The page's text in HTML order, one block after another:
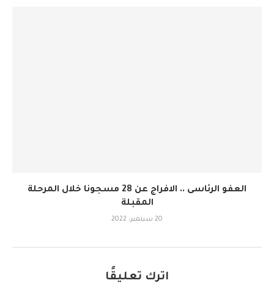
العفو الرئاسى .. الافراج عن 28 مسجونا خلال المرحلة
المقبلة
20 سبتمبر، 2022
اترك تعليقًا